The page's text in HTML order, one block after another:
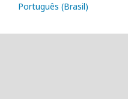
Português (Brasil)